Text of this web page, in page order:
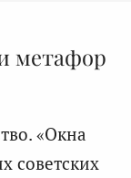
метафор
«Окна
советских